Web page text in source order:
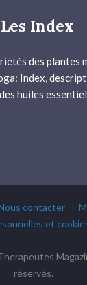
Les Index
des plantes
Index,
huiles
contacter|
et
réservés.